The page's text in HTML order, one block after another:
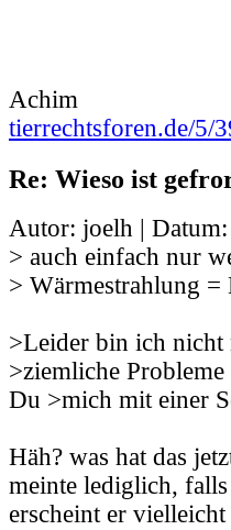
Achim
tierrechtsforen.de/5/
Re: Wieso ist
Autor: joelh | Datum:
> auch einfach nur
> Wärmestrahlung =
>Leider bin ich nicht
>ziemliche
Du >mich mit einer
Häh? was hat das
meinte lediglich,
erscheint er